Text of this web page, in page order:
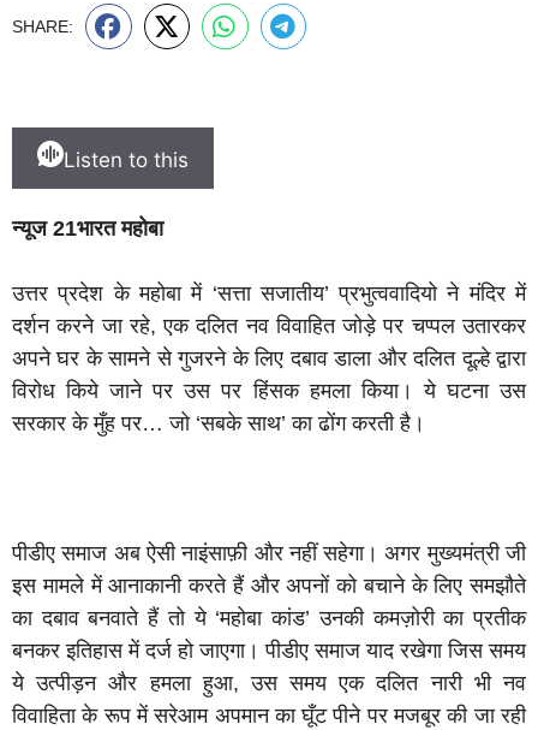
SHARE:
Listen to this
न्यूज 21भारत महोबा
उत्तर प्रदेश के महोबा में ‘सत्ता सजातीय’ प्रभुत्ववादियो ने मंदिर में
दर्शन करने जा रहे, एक दलित नव विवाहित जोड़े पर चप्पल उतारकर
अपने घर के सामने से गुजरने के लिए दबाव डाला और दलित दूल्हे द्वारा
विरोध किये जाने पर उस पर हिंसक हमला किया। ये घटना उस
सरकार के मुँह पर… जो ‘सबके साथ’ का ढोंग करती है।
पीडीए समाज अब ऐसी नाइंसाफ़ी और नहीं सहेगा। अगर मुख्यमंत्री जी
इस मामले में आनाकानी करते हैं और अपनों को बचाने के लिए समझौते
का दबाव बनवाते हैं तो ये ‘महोबा कांड’ उनकी कमज़ोरी का प्रतीक
बनकर इतिहास में दर्ज हो जाएगा। पीडीए समाज याद रखेगा जिस समय
ये उत्पीड़न और हमला हुआ, उस समय एक दलित नारी भी नव
विवाहिता के रूप में सरेआम अपमान का घूँट पीने पर मजबूर की जा रही